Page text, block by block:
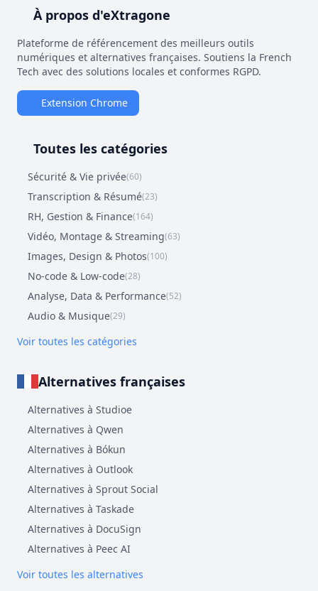
À propos d'eXtragone
Plateforme de référencement des meilleurs outils
numériques et alternatives françaises. Soutiens la French
Tech avec des solutions locales et conformes RGPD.
Extension Chrome
Toutes les catégories
Sécurité & Vie privée(60)
Transcription & Résumé(23)
RH, Gestion & Finance(164)
Vidéo, Montage & Streaming(63)
Images, Design & Photos(100)
No-code & Low-code(28)
Analyse, Data & Performance(52)
Audio & Musique(29)
Voir toutes les catégories
Alternatives françaises
Alternatives à Studioe
Alternatives à Qwen
Alternatives à Bókun
Alternatives à Outlook
Alternatives à Sprout Social
Alternatives à Taskade
Alternatives à DocuSign
Alternatives à Peec AI
Voir toutes les alternatives